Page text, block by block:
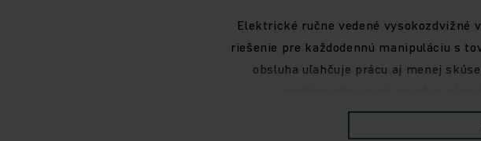
Elektrické ručne vedené vysokozdvižné
riešenie pre každodennú manipuláciu s
obsluha uľahčuje prácu aj menej